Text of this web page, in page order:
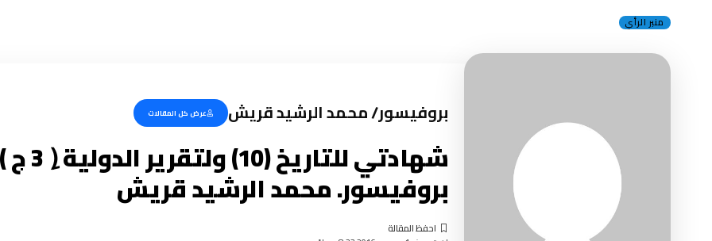
منبر الرأي
بروفيسور/ محمد الرشيد قريش عرض كل المقالات
شهادتي
بروفيسور. محمد الرشيد قريش